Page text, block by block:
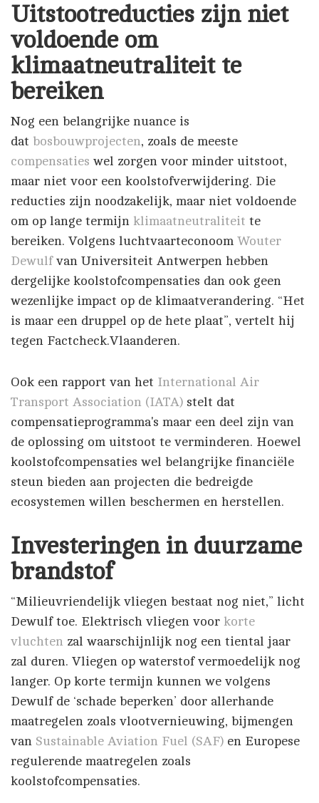
Uitstootreducties zijn niet
voldoende om
klimaatneutraliteit te
bereiken
Nog een belangrijke nuance is
dat bosbouwprojecten, zoals de meeste
compensaties wel zorgen voor minder uitstoot,
maar niet voor een koolstofverwijdering. Die
reducties zijn noodzakelijk, maar niet voldoende
om op lange termijn klimaatneutraliteit te
bereiken. Volgens luchtvaarteconoom Wouter
Dewulfvan Universiteit Antwerpen hebben
dergelijke koolstofcompensaties dan ook geen
wezenlijke impact op de klimaatverandering. “Het
is maar een druppel op de hete plaat”, vertelt hij
tegen Factcheck.Vlaanderen.
Ook een rapport van het International Air
Transport Association (IATA) stelt dat
compensatieprogramma's maar een deel zijn van
de oplossing om uitstoot te verminderen. Hoewel
koolstofcompensaties wel belangrijke financiële
steun bieden aan projecten die bedreigde
ecosystemen willen beschermen en herstellen.
Investeringen in duurzame
brandstof
“Milieuvriendelijk vliegen bestaat nog niet,” licht
Dewulf toe. Elektrisch vliegen voor korte
vluchten zal waarschijnlijk nog een tiental jaar
zal duren. Vliegen op waterstof vermoedelijk nog
langer. Op korte termijn kunnen we volgens
Dewulf de ‘schade beperken’ door allerhande
maatregelen zoals vlootvernieuwing, bijmengen
van Sustainable Aviation Fuel (SAF) en Europese
regulerende maatregelen zoals
koolstofcompensaties.